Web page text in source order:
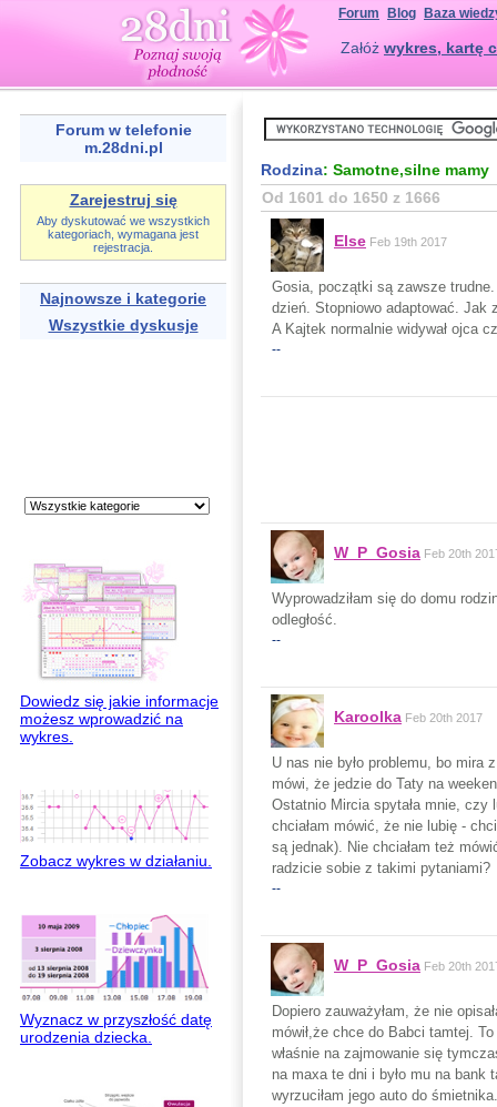
Forum Blog Baza
Załóż wykres, kartę
Forum w telefonie
m.28dni.pl
Zarejestruj się
Aby dyskutować we wszystkich
kategoriach, wymagana jest
rejestracja.
Najnowsze i kategorie
Wszystkie dyskusje
Dowiedz się jakie informacje
możesz wprowadzić na
wykres.
Zobacz wykres w działaniu.
Wyznacz w przyszłość datę
urodzenia dziecka.
Rodzina: Samotne,silne mamy
Od 1601 do 1650 z 1666
Else Feb 19th 2017
Gosia, początki są zawsze
dzień. Stopniowo adaptować. Jak
A Kajtek normalnie widywał ojca
--
W_P_Gosia Feb 20th
Wyprowadziłam się do domu
odległość.
--
Karoolka Feb 20th 2017
U nas nie było problemu, bo mira
mówi, że jedzie do Taty na
Ostatnio Mircia spytała mnie, czy
chciałam mówić, że nie lubię -
są jednak). Nie chciałam też
radzicie sobie z takimi pytaniami?
--
W_P_Gosia Feb 20th
Dopiero zauważyłam, że nie
mówił,że chce do Babci tamtej.
właśnie na zajmowanie się
na maxa te dni i było mu na bank
wyrzuciłam jego auto do śmietnika.